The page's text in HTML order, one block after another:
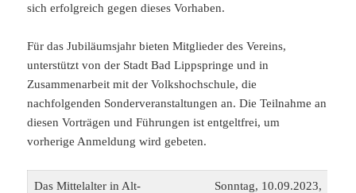
sich erfolgreich gegen dieses Vorhaben.
Für das Jubiläumsjahr bieten Mitglieder des Vereins,
unterstützt von der Stadt Bad Lippspringe und in
Zusammenarbeit mit der Volkshochschule, die
nachfolgenden Sonderveranstaltungen an. Die Teilnahme an
diesen Vorträgen und Führungen ist entgeltfrei, um
vorherige Anmeldung wird gebeten.
Das Mittelalter in Alt-
Sonntag, 10.09.2023,